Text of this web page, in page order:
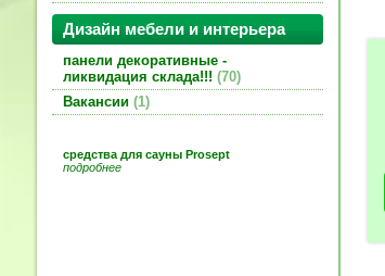
Дизайн мебели и интерьера
панели декоративные -
ликвидация склада!!! 70
Вакансии 1
средства для сауны Prosept
подробнее